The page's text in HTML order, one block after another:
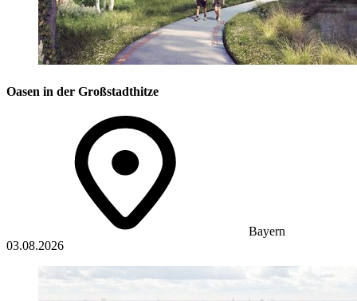
Oasen in der Großstadthitze
Bayern
03.08.2026